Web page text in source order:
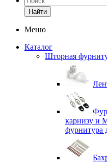
Найти
Меню
Каталог
Шторная
карнизу и
фурнитура